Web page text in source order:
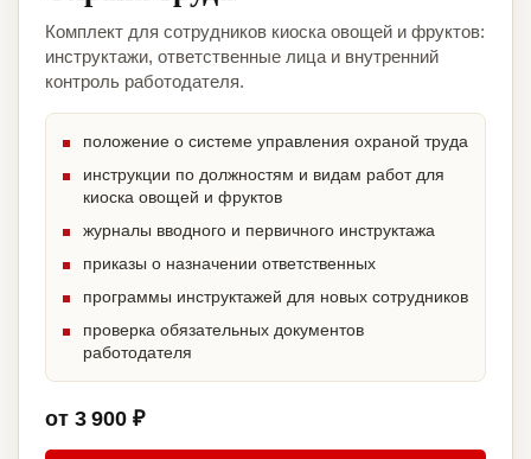
Комплект для сотрудников киоска овощей и фруктов:
инструктажи, ответственные лица и внутренний
контроль работодателя.
положение о системе управления охраной труда
инструкции по должностям и видам работ для
киоска овощей и фруктов
журналы вводного и первичного инструктажа
приказы о назначении ответственных
программы инструктажей для новых сотрудников
проверка обязательных документов
работодателя
от 3 900 ₽